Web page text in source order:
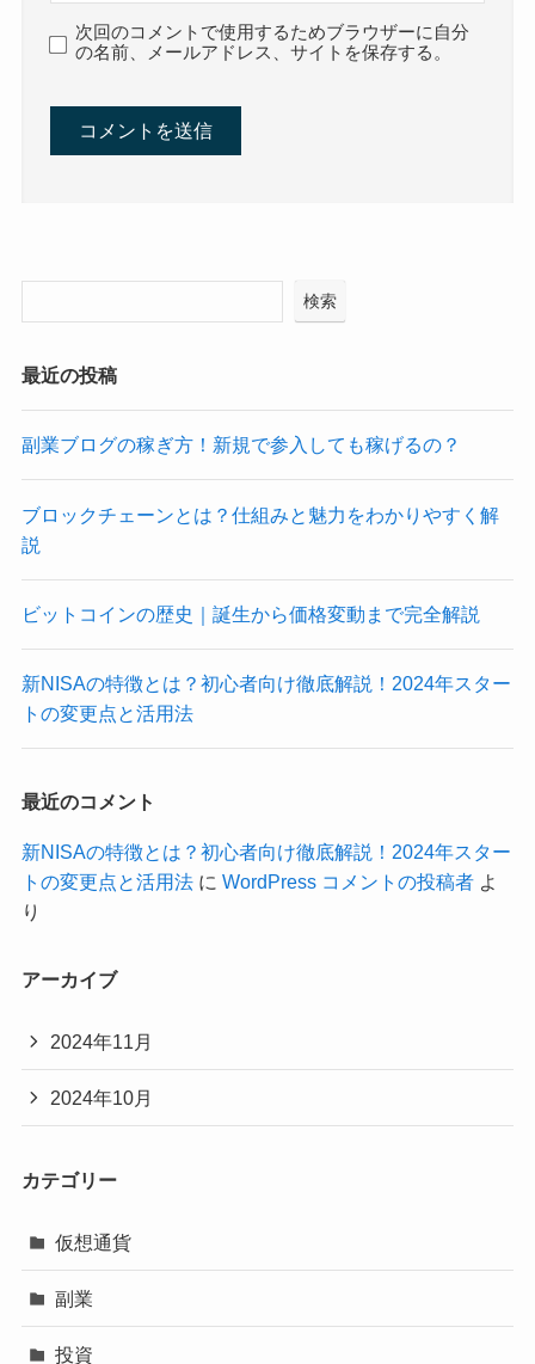
次回のコメントで使用するためブラウザーに自分
の名前、メールアドレス、サイトを保存する。
検索
最近の投稿
副業ブログの稼ぎ方！新規で参入しても稼げるの？
ブロックチェーンとは？仕組みと魅力をわかりやすく解
説
ビットコインの歴史｜誕生から価格変動まで完全解説
新NISAの特徴とは？初心者向け徹底解説！2024年スター
トの変更点と活用法
最近のコメント
新NISAの特徴とは？初心者向け徹底解説！2024年スター
トの変更点と活用法に WordPress コメントの投稿者よ
り
アーカイブ
2024年11月
2024年10月
カテゴリー
仮想通貨
副業
投資